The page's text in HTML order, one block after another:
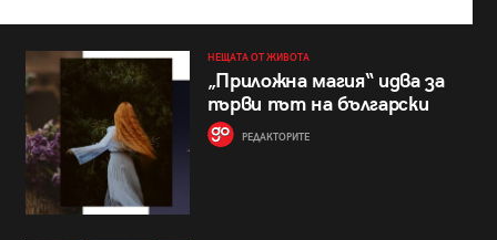
НЕЩАТА ОТ ЖИВОТА
„Приложна магия“ идва за
първи път на български
РЕДАКТОРИТЕ